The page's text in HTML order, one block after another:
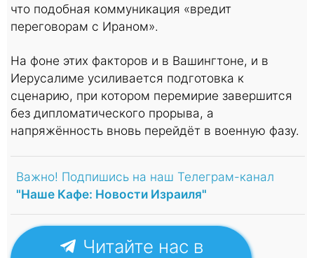
что подобная коммуникация «вредит
переговорам с Ираном».
На фоне этих факторов и в Вашингтоне, и в
Иерусалиме усиливается подготовка к
сценарию, при котором перемирие завершится
без дипломатического прорыва, а
напряжённость вновь перейдёт в военную фазу.
Важно! Подпишись на наш Телеграм-канал
"Наше Кафе: Новости Израиля"
Читайте нас в